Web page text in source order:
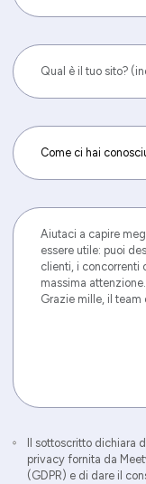
Il sottoscritto dichiara
privacy fornita da
(GDPR) e di dare il